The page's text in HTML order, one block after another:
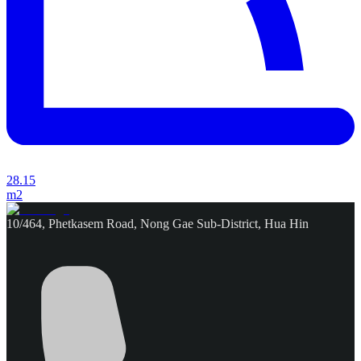
28.15
m2
10/464, Phetkasem Road, Nong Gae Sub-District, Hua Hin